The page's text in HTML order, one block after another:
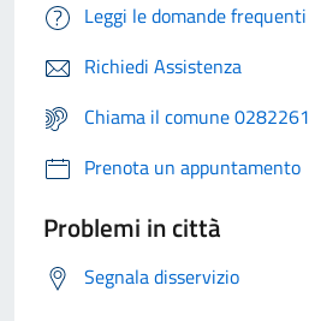
Leggi le domande frequenti
Richiedi Assistenza
Chiama il comune 0282261
Prenota un appuntamento
Problemi in città
Segnala disservizio